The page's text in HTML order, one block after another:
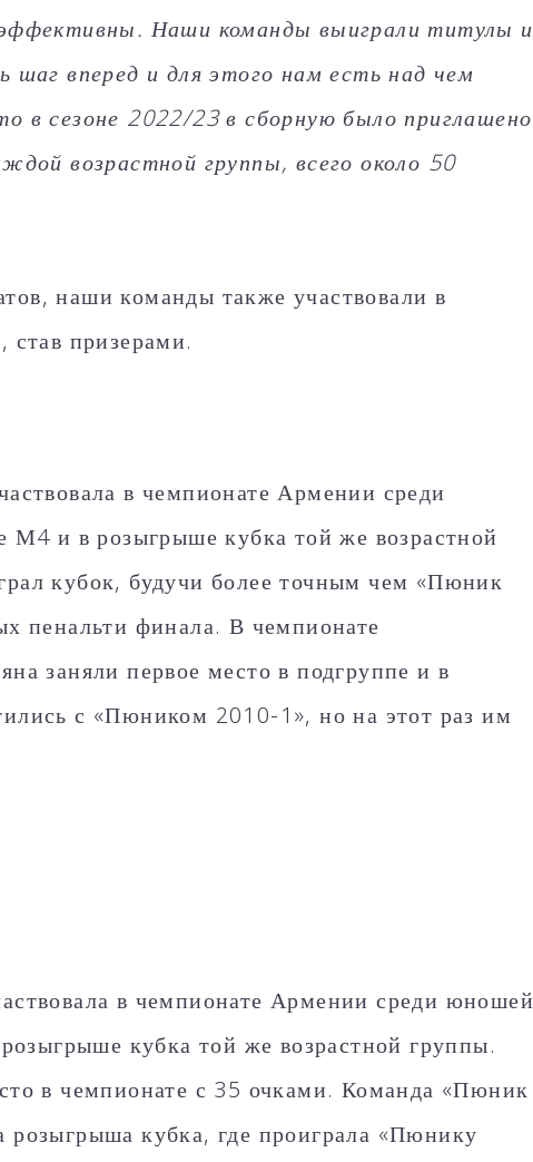
Наши команды выиграли титулы и
вперед и для этого нам есть над чем
в сезоне 2022/23 в сборную было приглашено
возрастной группы, всего около 50
наши команды также участвовали в
призерами.
в чемпионате Армении среди
М4 и в розыгрыше кубка той же возрастной
кубок, будучи более точным чем «Пюник
пенальти финала. В чемпионате
заняли первое место в подгруппе и в
с «Пюником 2010-1», но на этот раз им
в чемпионате Армении среди юношей
кубка той же возрастной группы.
в чемпионате с 35 очками. Команда «Пюник
кубка, где проиграла «Пюнику